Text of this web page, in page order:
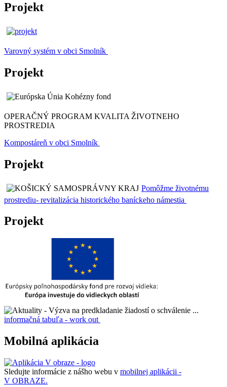
Projekt
Varovný systém v obci Smolník
Projekt
OPERAČNÝ PROGRAM KVALITA ŽIVOTNEHO
PROSTREDIA
Kompostáreň v obci Smolník
Projekt
Pomôžme životnému
prostrediu- revitalizácia historického baníckeho námestia
Projekt
informačná tabuľa - work out
Mobilná aplikácia
Sledujte informácie z nášho webu v mobilnej aplikácii -
V OBRAZE.